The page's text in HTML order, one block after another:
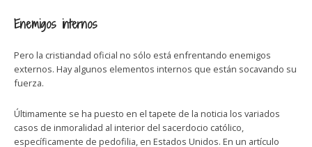
Enemigos internos
Pero la cristiandad oficial no sólo está enfrentando enemigos
externos. Hay algunos elementos internos que están socavando su
fuerza.
Últimamente se ha puesto en el tapete de la noticia los variados
casos de inmoralidad al interior del sacerdocio católico,
específicamente de pedofilia, en Estados Unidos. En un artículo